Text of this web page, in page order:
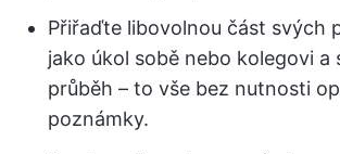
Přiřaďte libovolnou část svých
jako úkol sobě nebo kolegovi a
průběh – to vše bez nutnosti
poznámky.